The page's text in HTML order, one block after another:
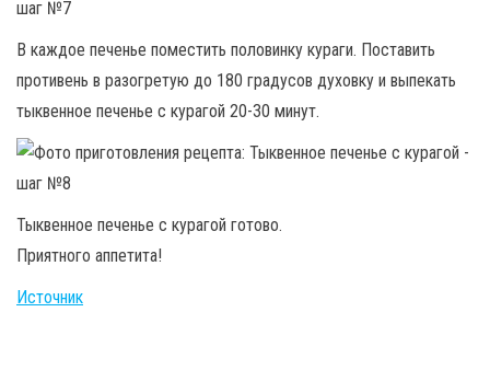
В каждое печенье поместить половинку кураги. Поставить
противень в разогретую до 180 градусов духовку и выпекать
тыквенное печенье с курагой 20-30 минут.
Тыквенное печенье с курагой готово.
Приятного аппетита!
Источник